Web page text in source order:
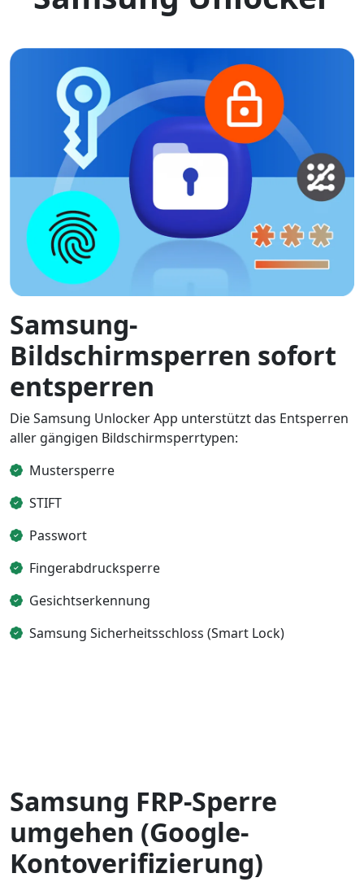
Samsung-
Bildschirmsperren sofort
entsperren
Die Samsung Unlocker App unterstützt das Entsperren
aller gängigen Bildschirmsperrtypen:
Mustersperre
STIFT
Passwort
Fingerabdrucksperre
Gesichtserkennung
Samsung Sicherheitsschloss (Smart Lock)
Samsung FRP-Sperre
umgehen (Google-
Kontoverifizierung)